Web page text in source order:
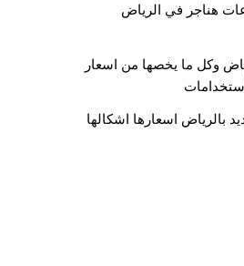
هناجر في الرياض
وكل ما يخصها من اسعار
اسعارها اشكالها